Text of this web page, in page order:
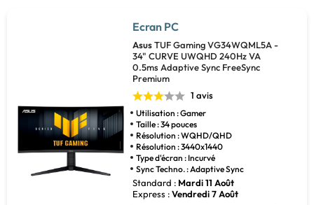
Ecran PC
AsusTUF Gaming VG34WQML5A -
34" CURVE UWQHD 240Hz VA
0.5ms Adaptive Sync FreeSync
Premium
1 avis
Utilisation : Gamer
Taille : 34 pouces
Résolution : WQHD/QHD
Résolution : 3440x1440
Type d'écran : Incurvé
Sync Techno. : Adaptive Sync
Standard : Mardi 11 Août
Express :Vendredi 7 Août